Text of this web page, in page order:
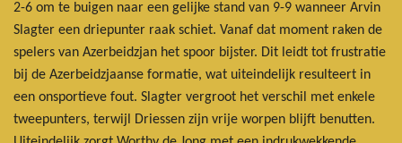
2-6 om te buigen naar een gelijke stand van 9-9 wanneer Arvin
Slagter een driepunter raak schiet. Vanaf dat moment raken de
spelers van Azerbeidzjan het spoor bijster. Dit leidt tot frustratie
bij de Azerbeidzjaanse formatie, wat uiteindelijk resulteert in
een onsportieve fout. Slagter vergroot het verschil met enkele
tweepunters, terwijl Driessen zijn vrije worpen blijft benutten.